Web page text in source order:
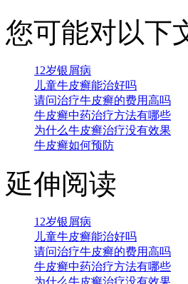
您可能对以下
12岁银屑病
儿童牛皮癣能治好吗
请问治疗牛皮癣的费用高吗
牛皮癣中药治疗方法有哪些
为什么牛皮癣治疗没有效果
牛皮癣如何预防
延伸阅读
12岁银屑病
儿童牛皮癣能治好吗
请问治疗牛皮癣的费用高吗
牛皮癣中药治疗方法有哪些
为什么牛皮癣治疗没有效果